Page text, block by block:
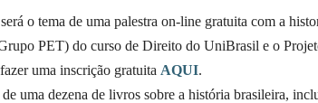
o tema de uma palestra on-line gratuita com a
PET) do curso de Direito do UniBrasil e o
uma inscrição gratuita AQUI.
uma dezena de livros sobre a história brasileira,